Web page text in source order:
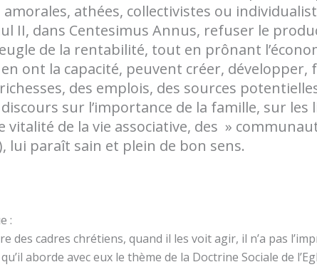
athées, collectivistes ou
II, dans Centesimus Annus, refuser le
de la rentabilité, tout en prônant
ont la capacité, peuvent créer, développer,
des emplois, des sources
sur l’importance de la famille, sur
vitalité de la vie associative, des »
lui paraît sain et plein de bon sens.
:
des cadres chrétiens, quand il les voit agir, il n’a pas
aborde avec eux le thème de la Doctrine Sociale de